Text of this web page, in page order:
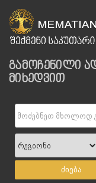
გამოჩენილი
მიხედვით
ძიება